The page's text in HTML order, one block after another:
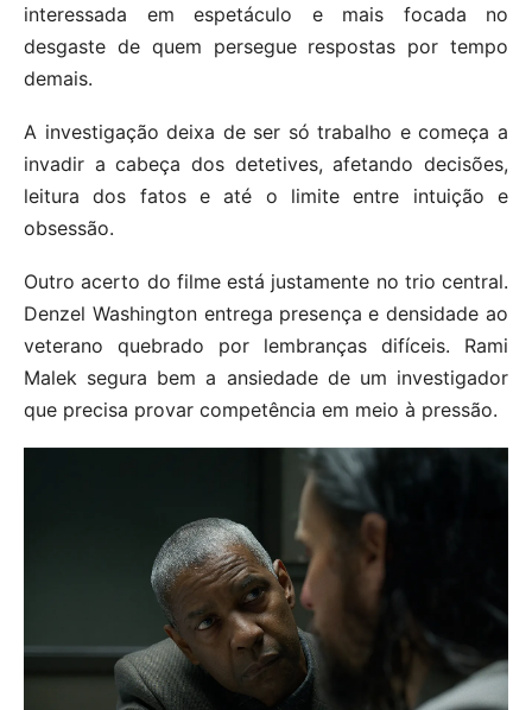
interessada em espetáculo e mais focada no
desgaste de quem persegue respostas por tempo
demais.
A investigação deixa de ser só trabalho e começa a
invadir a cabeça dos detetives, afetando decisões,
leitura dos fatos e até o limite entre intuição e
obsessão.
Outro acerto do filme está justamente no trio central.
Denzel Washington entrega presença e densidade ao
veterano quebrado por lembranças difíceis. Rami
Malek segura bem a ansiedade de um investigador
que precisa provar competência em meio à pressão.